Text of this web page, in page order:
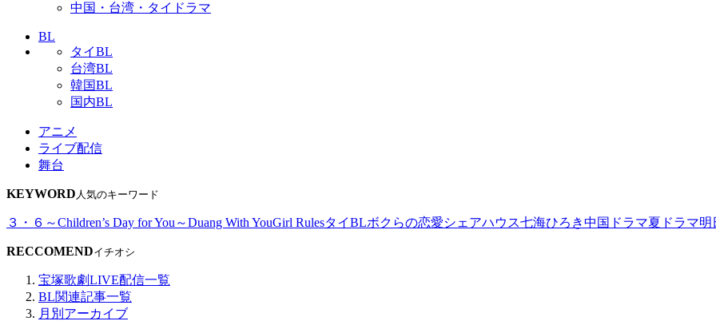
中国・台湾・タイドラマ
BL
タイBL
台湾BL
韓国BL
国内BL
アニメ
ライブ配信
舞台
KEYWORD 人気のキーワード
３・６～Children’s Day for You～Duang With YouGirl RulesタイBLボクらの恋愛シェアハウス七海ひろき中国ドラマ夏ドラマ明
RECCOMENDイチオシ
宝塚歌劇LIVE配信一覧
BL関連記事一覧
月別アーカイブ